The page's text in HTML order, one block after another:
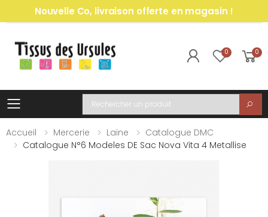
Nouvelle Co, livraison offerte en magasin !
0 0
Toggle mobile menu
Recherche
Accueil
Mercerie Laine
Catalogue DMC
Catalogue N°6 Modeles DE Sac Nova Vita 4 Metallise